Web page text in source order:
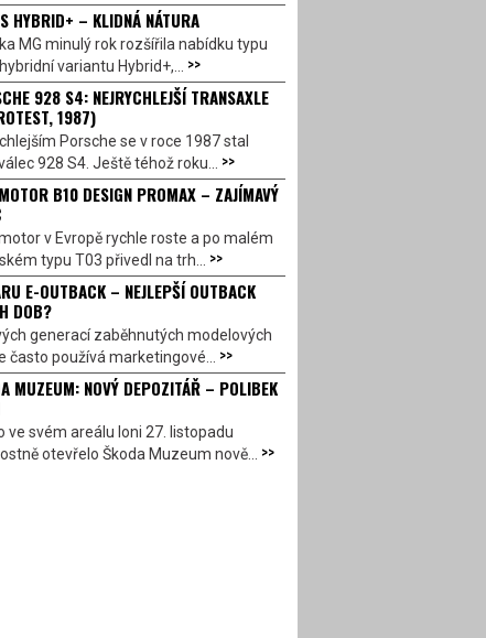
HYBRID+ – KLIDNÁ NÁTURA
MG minulý rok rozšířila nabídku typu
variantu Hybrid+,... >>
928 S4: NEJRYCHLEJŠÍ TRANSAXLE
1987)
Porsche se v roce 1987 stal
928 S4. Ještě téhož roku... >>
B10 DESIGN PROMAX – ZAJÍMAVÝ
v Evropě rychle roste a po malém
typu T03 přivedl na trh... >>
E-OUTBACK – NEJLEPŠÍ OUTBACK
DOB?
generací zaběhnutých modelových
často používá marketingové... >>
MUZEUM: NOVÝ DEPOZITÁŘ – POLIBEK
ve svém areálu loni 27. listopadu
otevřelo Škoda Muzeum nově... >>